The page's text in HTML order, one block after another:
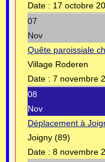
Date : 17 octobre
07
Nov
Quête paroissiale
Village Roderen
Date : 7 novembre
08
Nov
Déplacement à
Joigny (89)
Date : 8 novembre